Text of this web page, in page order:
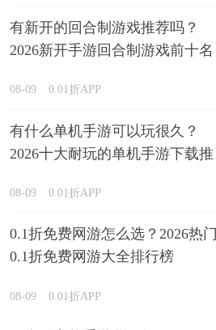
有新开的回合制游戏推荐吗？
2026新开手游回合制游戏前十名
08-09 0.01折APP
有什么单机手游可以玩很久？
2026十大耐玩的单机手游下载推
08-09 0.01折APP
0.1折免费网游怎么选？2026热门
0.1折免费网游大全排行榜
08-09 0.01折APP